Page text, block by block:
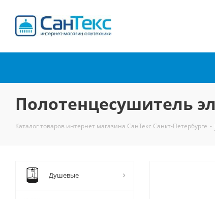
Полотенцесушитель
Каталог товаров интернет магазина СанТекс Санкт-Петербурге -
Душевые